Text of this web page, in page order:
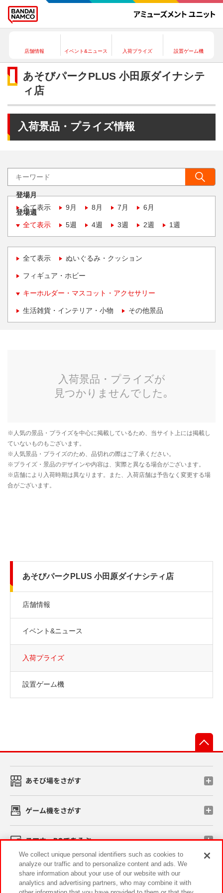
店舗情報 イベント&ニュース 入荷プライズ 設置ゲーム機
あそびパークPLUS 小田原ダイナシテ
ィ店
入荷景品・プライズ情報
登場月
全て表示
9月 8月 7月 6月
登場週
全て表示
5週 4週 3週 2週 1週
全て表示 ぬいぐるみ・クッション
フィギュア・ホビー
キーホルダー・マスコット・アクセサリー
生活雑貨・インテリア・小物 その他景品
あそびパークPLUS 小田原ダイナシティ店
店舗情報
イベント&ニュース
入荷プライズ
設置ゲーム機
あそび場をさがす
ゲーム機をさがす
スマホ・PCであそぶ
イベント・キャンペーン
We collect unique personal identifiers such as cookies to
analyze our traffic and to personalize content and ads. We
share information about your use of our website with our
analytics and advertising partners, who may combine it with